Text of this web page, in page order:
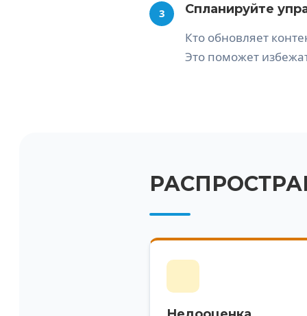
3 Спланируйте
Кто обновляет
Это поможет